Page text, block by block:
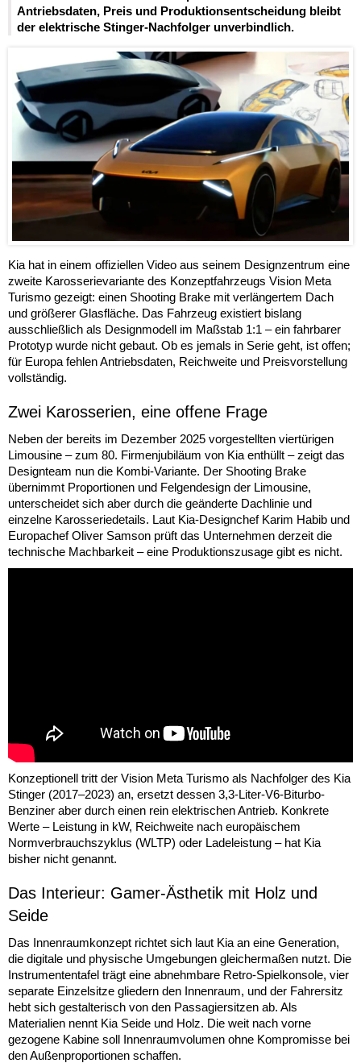
Antriebsdaten, Preis und Produktionsentscheidung bleibt
der elektrische Stinger-Nachfolger unverbindlich.
Kia hat in einem offiziellen Video aus seinem Designzentrum eine
zweite Karosserievariante des Konzeptfahrzeugs Vision Meta
Turismo gezeigt: einen Shooting Brake mit verlängertem Dach
und größerer Glasfläche. Das Fahrzeug existiert bislang
ausschließlich als Designmodell im Maßstab 1:1 – ein fahrbarer
Prototyp wurde nicht gebaut. Ob es jemals in Serie geht, ist offen;
für Europa fehlen Antriebsdaten, Reichweite und Preisvorstellung
vollständig.
Zwei Karosserien, eine offene Frage
Neben der bereits im Dezember 2025 vorgestellten viertürigen
Limousine – zum 80. Firmenjubiläum von Kia enthüllt – zeigt das
Designteam nun die Kombi-Variante. Der Shooting Brake
übernimmt Proportionen und Felgendesign der Limousine,
unterscheidet sich aber durch die geänderte Dachlinie und
einzelne Karosseriedetails. Laut Kia-Designchef Karim Habib und
Europachef Oliver Samson prüft das Unternehmen derzeit die
technische Machbarkeit – eine Produktionszusage gibt es nicht.
Konzeptionell tritt der Vision Meta Turismo als Nachfolger des Kia
Stinger (2017–2023) an, ersetzt dessen 3,3-Liter-V6-Biturbo-
Benziner aber durch einen rein elektrischen Antrieb. Konkrete
Werte – Leistung in kW, Reichweite nach europäischem
Normverbrauchszyklus (WLTP) oder Ladeleistung – hat Kia
bisher nicht genannt.
Das Interieur: Gamer-Ästhetik mit Holz und
Seide
Das Innenraumkonzept richtet sich laut Kia an eine Generation,
die digitale und physische Umgebungen gleichermaßen nutzt. Die
Instrumententafel trägt eine abnehmbare Retro-Spielkonsole, vier
separate Einzelsitze gliedern den Innenraum, und der Fahrersitz
hebt sich gestalterisch von den Passagiersitzen ab. Als
Materialien nennt Kia Seide und Holz. Die weit nach vorne
gezogene Kabine soll Innenraumvolumen ohne Kompromisse bei
den Außenproportionen schaffen.